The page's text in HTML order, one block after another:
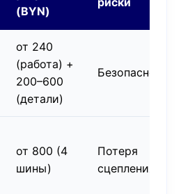
(BYN)
от 240
(работа) +
200–600
(детали)
Безопасность
от 800 (4
шины)
Потеря
сцепления